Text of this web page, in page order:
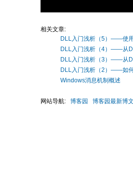
相关文章:
DLL入门浅析（5）——使
DLL入门浅析（4）——从
DLL入门浅析（3）——从
DLL入门浅析（2）——如
Windows消息机制概述
网站导航: 博客园 博客园最新博文